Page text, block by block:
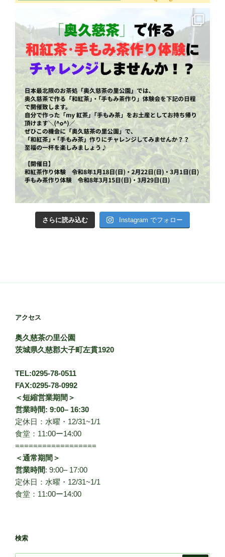
さらに読み込む Instagram でフォロー
アクセス
奥久慈茶の里公園
茨城県久慈郡大子町左貫1920
TEL:0295-78-0511
FAX:0295-78-0992
＜短縮営業期間＞
営業時間: 9:00– 16:30
定休日：水曜・12/31~1/1
食堂：11:00ー14:00
==================
＜通常期間＞
営業時間: 9:00– 17:00
定休日：水曜・12/31~1/1
食堂：11:00ー14:00
検索